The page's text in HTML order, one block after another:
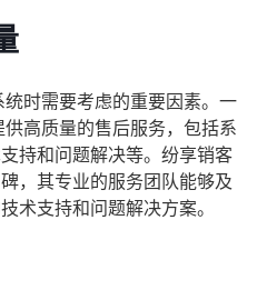
时需要考虑的重要因素。一
高质量的售后服务，包括系
持和问题解决等。纷享销客
，其专业的服务团队能够及
术支持和问题解决方案。